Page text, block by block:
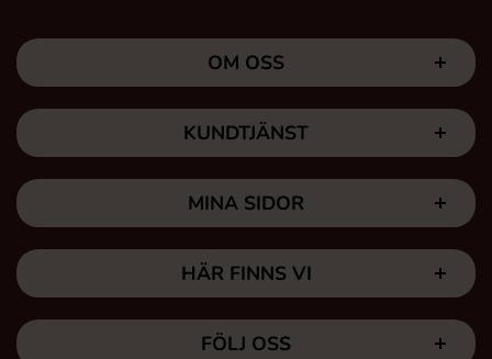
OM OSS
KUNDTJÄNST
MINA SIDOR
HÄR FINNS VI
FÖLJ OSS